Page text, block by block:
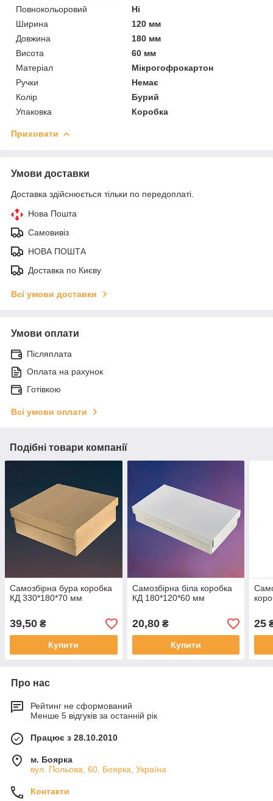
Повнокольоровий
Ні
Ширина
120 мм
Довжина
180 мм
Висота
60 мм
Матеріал
Мікрогофрокартон
Ручки
Немає
Колір
Бурий
Упаковка
Коробка
Приховати
Умови доставки
Доставка здійснюється тільки по передоплаті.
Нова Пошта
Самовивіз
НОВА ПОШТА
Доставка по Києву
Всі умови доставки
Умови оплати
Післяплата
Оплата на рахунок
Готівкою
Всі умови оплати
Подібні товари компанії
Самозбірна бура коробка
КД 330*180*70 мм
39,50 ₴
Купити
Самозбірна біла коробка
КД 180*120*60 мм
20,80₴
Купити
25
Про нас
Рейтинг не сформований
Менше 5 відгуків за останній рік
Працює з 28.10.2010
м. Боярка
вул. Польова, 60, Боярка, Україна
Контакти